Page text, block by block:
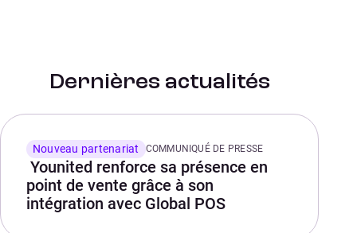
Dernières actualités
Nouveau partenariat COMMUNIQUÉ DE PRESSE
Younited renforce sa présence en
point de vente grâce à son
intégration avec Global POS